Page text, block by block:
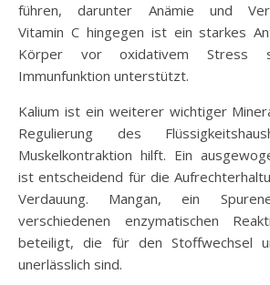
führen, darunter Anämie und
Vitamin C hingegen ist ein starkes
Körper vor oxidativem Stress
Immunfunktion unterstützt.
Kalium ist ein weiterer wichtiger
Regulierung des
Muskelkontraktion hilft. Ein
ist entscheidend für die
Verdauung. Mangan, ein
verschiedenen enzymatischen
beteiligt, die für den Stoffwechsel
unerlässlich sind.